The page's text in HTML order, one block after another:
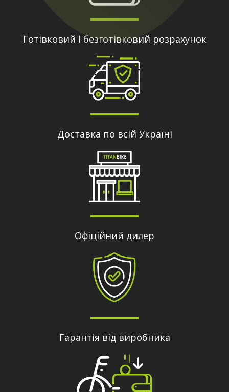
Готівковий і безготівковий розрахунок
Доставка по всій Україні
Офіційний дилер
Гарантія від виробника